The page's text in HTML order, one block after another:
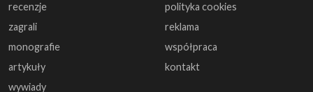
recenzje
zagrali
monografie
artykuły
wywiady
polityka cookies
reklama
współpraca
kontakt